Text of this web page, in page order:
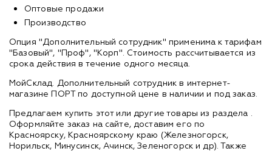
Оптовые продажи
Производство
Опция "Дополнительный сотрудник" применима к тарифам
"Базовый", "Проф", "Корп". Стоимость рассчитывается из
срока действия в течение одного месяца.
МойСклад. Дополнительный сотрудник в интернет-
магазине ПОРТ по доступной цене в наличии и под заказ.
Предлагаем купить этот или другие товары из раздела .
Оформляйте заказ на сайте, доставим его по
Красноярску, Красноярскому краю (Железногорск,
Норильск, Минусинск, Ачинск, Зеленогорск и др). Также